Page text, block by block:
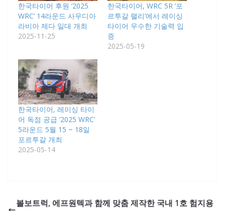
한국타이어 후원 ‘2025
WRC’ 14라운드 사우디아
라비아 제다 일대 개최
2025-11-25
한국타이어, WRC 5R ‘포
르투갈 랠리’에서 레이싱
타이어 우수한 기술력 입
증
2025-05-19
한국타이어, 레이싱 타이
어 독점 공급 ‘2025 WRC’
5라운드 5월 15 ~ 18일
포르투갈 개최
2025-05-14
볼보트럭, 에프원텍과 함께 맞춤 제작한 국내 1호 험지용